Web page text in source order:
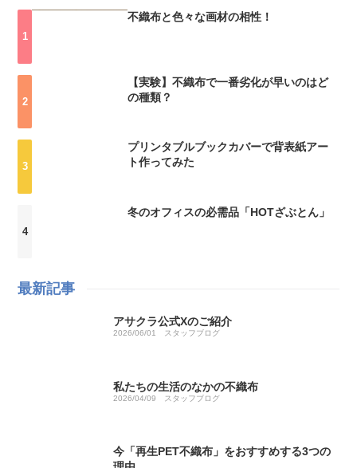
不織布と色々な画材の相性！
【実験】不織布で一番劣化が早いのはど
の種類？
プリンタブルブックカバーで背表紙アー
ト作ってみた
冬のオフィスの必需品「HOTざぶとん」
最新記事
アサクラ公式Xのご紹介
2026/06/01 スタッフブログ
私たちの生活のなかの不織布
2026/04/09 スタッフブログ
今「再生PET不織布」をおすすめする3つの